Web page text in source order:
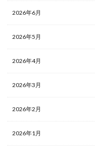
2026年6月
2026年5月
2026年4月
2026年3月
2026年2月
2026年1月